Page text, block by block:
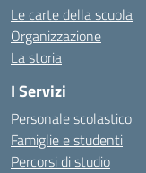
Le carte della scuola
Organizzazione
La storia
I Servizi
Personale scolastico
Famiglie e studenti
Percorsi di studio